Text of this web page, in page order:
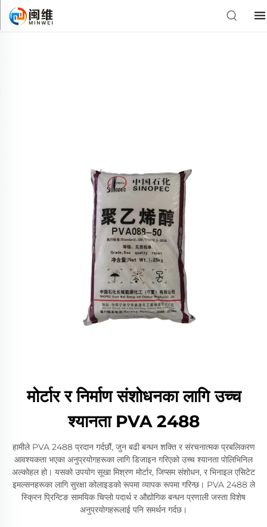
मोर्टार र निर्माण संशोधनका लागि उच्च
श्यानता PVA 2488
हामीले PVA 2488 प्रदान गर्दछौं, जुन बढी बन्धन शक्ति र संरचनात्मक प्रबलिकरण
आवश्यकता भएका अनुप्रयोगहरूका लागि डिजाइन गरिएको उच्च श्यानता पोलिभिनिल
अल्कोहल हो। यसको उपयोग सूखा मिश्रण मोर्टार, जिप्सम संशोधन, र भिनाइल एसिटेट
इमल्सनहरूका लागि सुरक्षा कोलाइडको रूपमा व्यापक रूपमा गरिन्छ। PVA 2488 ले
स्क्रिन प्रिन्टिङ सामयिक चिप्लो पदार्थ र औद्योगिक बन्धन प्रणाली जस्ता विशेष
अनुप्रयोगहरूलाई पनि समर्थन गर्दछ।